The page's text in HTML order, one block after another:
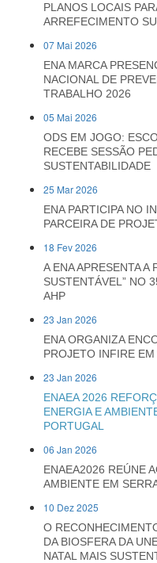
PLANOS LOCAIS
ARREFECIMENTO
07 Mai 2026
ENA MARCA
NACIONAL DE
TRABALHO 2026
05 Mai 2026
ODS EM JOGO:
RECEBE SESSÃO
SUSTENTABILIDADE
25 Mar 2026
ENA PARTICIPA NO
PARCEIRA DE
18 Fev 2026
A ENA APRESENTA A
SUSTENTÁVEL” NO
AHP
23 Jan 2026
ENA ORGANIZA
PROJETO INFIRE EM
23 Jan 2026
ENAEA 2026
ENERGIA E
PORTUGAL
06 Jan 2026
ENAEA2026 REÚNE
AMBIENTE EM
10 Dez 2025
O
DA BIOSFERA DA
NATAL MAIS